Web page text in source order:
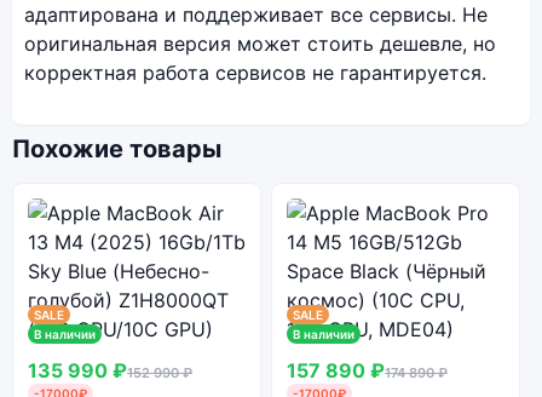
адаптирована и поддерживает все сервисы. Не
оригинальная версия может стоить дешевле, но
корректная работа сервисов не гарантируется.
Похожие товары
SALE
В наличии
135 990 ₽152 990 ₽
-17000₽
SALE
В наличии
157 890 ₽174 890 ₽
-17000₽